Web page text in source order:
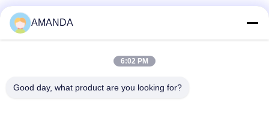
1
25500 Northwest Industrial Parkway, μονάδα 101-C, Gateway
AMANDA
6:02 PM
Good day, what product are you looking for?